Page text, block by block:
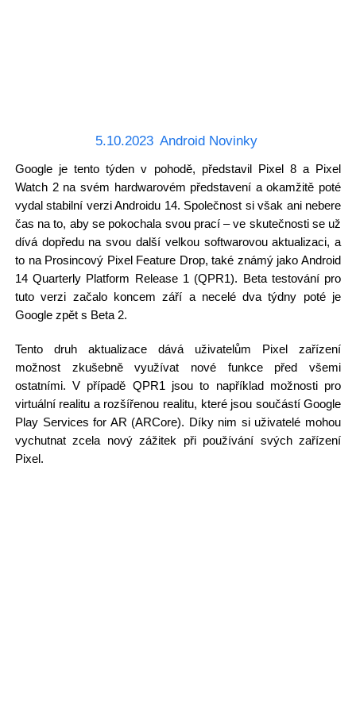
5.10.2023 Android Novinky
Google je tento týden v pohodě, představil Pixel 8 a Pixel
Watch 2 na svém hardwarovém představení a okamžitě poté
vydal stabilní verzi Androidu 14. Společnost si však ani nebere
čas na to, aby se pokochala svou prací – ve skutečnosti se už
dívá dopředu na svou další velkou softwarovou aktualizaci, a
to na Prosincový Pixel Feature Drop, také známý jako Android
14 Quarterly Platform Release 1 (QPR1). Beta testování pro
tuto verzi začalo koncem září a necelé dva týdny poté je
Google zpět s Beta 2.
Tento druh aktualizace dává uživatelům Pixel zařízení
možnost zkušebně využívat nové funkce před všemi
ostatními. V případě QPR1 jsou to například možnosti pro
virtuální realitu a rozšířenou realitu, které jsou součástí Google
Play Services for AR (ARCore). Díky nim si uživatelé mohou
vychutnat zcela nový zážitek při používání svých zařízení
Pixel.